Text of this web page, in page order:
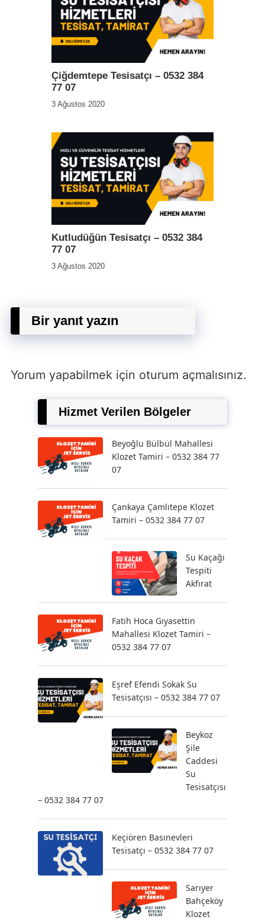
Çiğdemtepe Tesisatçı – 0532 384
77 07
3 Ağustos 2020
Kutludüğün Tesisatçı – 0532 384
77 07
3 Ağustos 2020
Bir yanıt yazın
Yorum yapabilmek için oturum açmalısınız.
Hizmet Verilen Bölgeler
Beyoğlu Bülbül Mahallesi
Klozet Tamiri – 0532 384 77
07
Çankaya Çamlıtepe Klozet
Tamiri – 0532 384 77 07
Su Kaçağı
Tespiti
Akfırat
Fatih Hoca Gıyasettin
Mahallesi Klozet Tamiri –
0532 384 77 07
Eşref Efendi Sokak Su
Tesisatçısı – 0532 384 77 07
Beykoz
Şile
Caddesi
Su
Tesisatçısı
– 0532 384 77 07
Keçiören Basınevleri
Tesisatçı – 0532 384 77 07
Sarıyer
Bahçeköy
Klozet